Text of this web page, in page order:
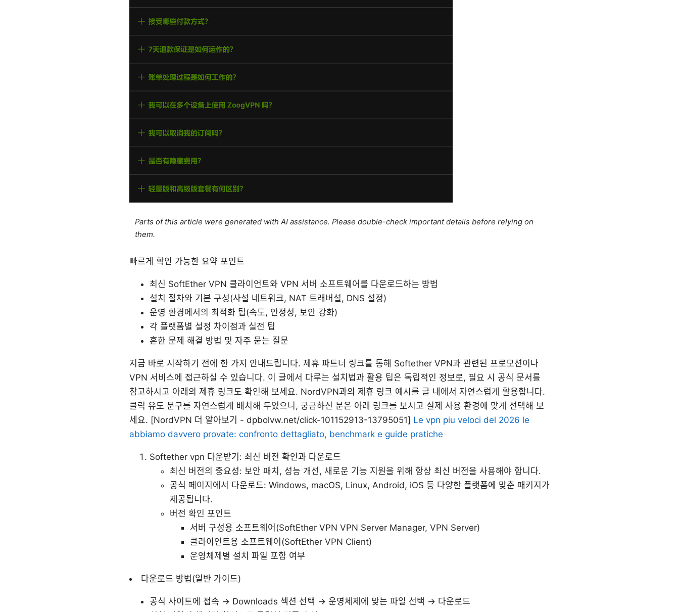
Parts of this article were generated with AI assistance. Please double-check important details before relying on
them.
빠르게 확인 가능한 요약 포인트
최신 SoftEther VPN 클라이언트와 VPN 서버 소프트웨어를 다운로드하는 방법
설치 절차와 기본 구성(사설 네트워크, NAT 트래버설, DNS 설정)
운영 환경에서의 최적화 팁(속도, 안정성, 보안 강화)
각 플랫폼별 설정 차이점과 실전 팁
흔한 문제 해결 방법 및 자주 묻는 질문
지금 바로 시작하기 전에 한 가지 안내드립니다. 제휴 파트너 링크를 통해 Softether VPN과 관련된 프로모션이나
VPN 서비스에 접근하실 수 있습니다. 이 글에서 다루는 설치법과 활용 팁은 독립적인 정보로, 필요 시 공식 문서를
참고하시고 아래의 제휴 링크도 확인해 보세요. NordVPN과의 제휴 링크 예시를 글 내에서 자연스럽게 활용합니다.
클릭 유도 문구를 자연스럽게 배치해 두었으니, 궁금하신 분은 아래 링크를 보시고 실제 사용 환경에 맞게 선택해 보
세요. [NordVPN 더 알아보기 - dpbolvw.net/click-101152913-13795051] Le vpn piu veloci del 2026 le
abbiamo davvero provate: confronto dettagliato, benchmark e guide pratiche
Softether vpn 다운받기: 최신 버전 확인과 다운로드
최신 버전의 중요성: 보안 패치, 성능 개선, 새로운 기능 지원을 위해 항상 최신 버전을 사용해야 합니다.
공식 페이지에서 다운로드: Windows, macOS, Linux, Android, iOS 등 다양한 플랫폼에 맞춘 패키지가
제공됩니다.
버전 확인 포인트
서버 구성용 소프트웨어(SoftEther VPN VPN Server Manager, VPN Server)
클라이언트용 소프트웨어(SoftEther VPN Client)
운영체제별 설치 파일 포함 여부
다운로드 방법(일반 가이드)
공식 사이트에 접속 → Downloads 섹션 선택 → 운영체제에 맞는 파일 선택 → 다운로드